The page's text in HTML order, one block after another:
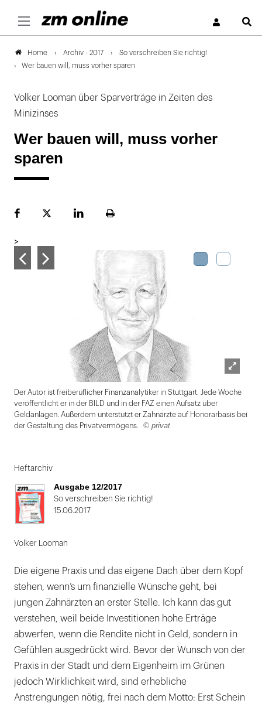
Home Archiv - 2017
So verschreiben Sie richtig!
Wer bauen will, muss vorher sparen
Volker Looman über Sparverträge in Zeiten des
Minizinses
Wer bauen will, muss vorher
sparen
FacebookPlattformLinekdInSeite
>
öffnen
Der Autor ist freiberuflicher Finanzanalytiker in Stuttgart. Jede Woche
veröffentlicht er in der BILD und in der FAZ einen Aufsatz über
Geldanlagen. Außerdem unterstützt er Zahnärzte auf Honorarbasis bei
der Gestaltung des Privatvermögens.
© privat
1
von
2:
Der
ist
Finanzanalytiker
Stuttgart.
veröffentlicht
in
Heftarchiv
Ausgabe 12/2017
So verschreiben Sie richtig!
15.06.2017
Volker Looman
Die eigene Praxis und das eigene Dach über dem Kopf
stehen, wenn‘s um finanzielle Wünsche geht, bei
jungen Zahnärzten an erster Stelle. Ich kann das gut
verstehen, weil beide Investitionen hohe Erträge
abwerfen, wenn die Rendite nicht in Geld, sondern in
Gefühlen ausgedrückt wird. Bevor der Wunsch von der
Praxis in der Stadt und dem Eigenheim im Grünen
jedoch Wirklichkeit wird, sind erhebliche
Anstrengungen nötig, frei nach dem Motto: Erst Schein